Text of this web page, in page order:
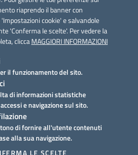
riaprendo il banner con
cookie' e salvandole
'Conferma le scelte'. Per vedere la
cliccaMAGGIORI INFORMAZIONI
il funzionamento del sito.
di informazioni statistiche
e navigazione sul sito.
di fornire all'utente contenuti
alla sua navigazione.